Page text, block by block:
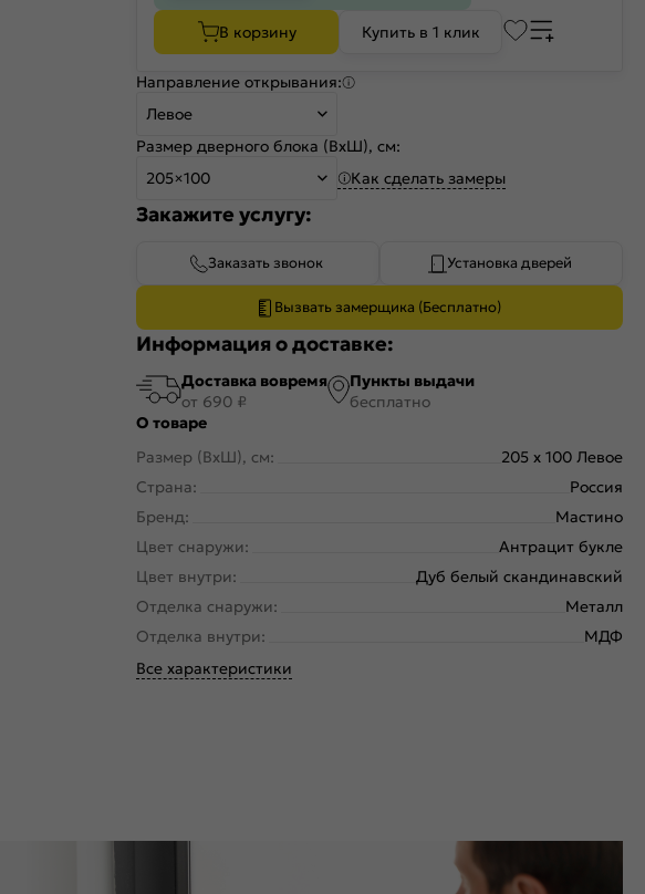
В корзину Купить в 1 клик
Направление открывания:
Левое
Размер дверного блока (ВхШ), см:
205×100
Как сделать замеры
Закажите услугу:
Заказать звонок Установка дверей
Вызвать замерщика (Бесплатно)
Информация о доставке:
Доставка вовремя
от 690 ₽
Пункты выдачи
бесплатно
О товаре
Размер (ВхШ), см:
205 x 100 Левое
Страна:
Россия
Бренд:
Мастино
Цвет снаружи:
Антрацит букле
Цвет внутри:
Дуб белый скандинавский
Отделка снаружи:
Металл
Отделка внутри:
МДФ
Все характеристики